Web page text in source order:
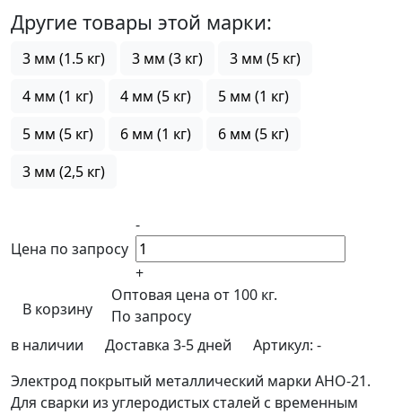
Другие товары этой марки:
3 мм (1.5 кг) 3 мм (3 кг)
3 мм (5 кг)
4 мм (1 кг)
4 мм (5 кг)
5 мм (1 кг)
5 мм (5 кг)
6 мм (1 кг)
6 мм (5 кг)
3 мм (2,5 кг)
Цена по запросу
-
+
В корзину
Оптовая цена от 100 кг.
По запросу
в наличии
Доставка 3-5 дней Артикул: -
Электрод покрытый металлический марки АНО-21.
Для сварки из углеродистых сталей с временным